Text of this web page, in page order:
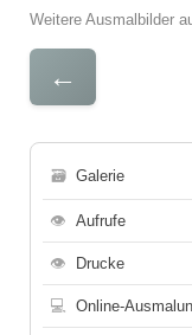
Weitere Ausmalbilder
←
🗃 Galerie
👁 Aufrufe
👁 Drucke
💻 Online-